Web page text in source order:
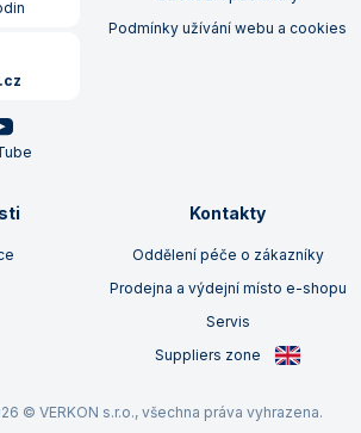
Podmínky užívání webu a cookies
Kontakty
Oddělení péče o zákazníky
Prodejna a výdejní místo e-shopu
Servis
Suppliers zone
© VERKON s.r.o., všechna práva vyhrazena.